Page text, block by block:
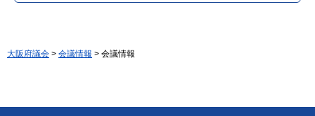
大阪府議会 > 会議情報 > 会議情報